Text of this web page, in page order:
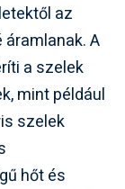
az
A
a szelek
mint például
szelek
hőt és